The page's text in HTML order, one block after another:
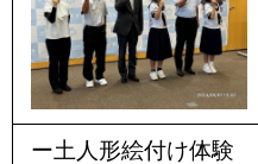
ー土人形絵付け体験